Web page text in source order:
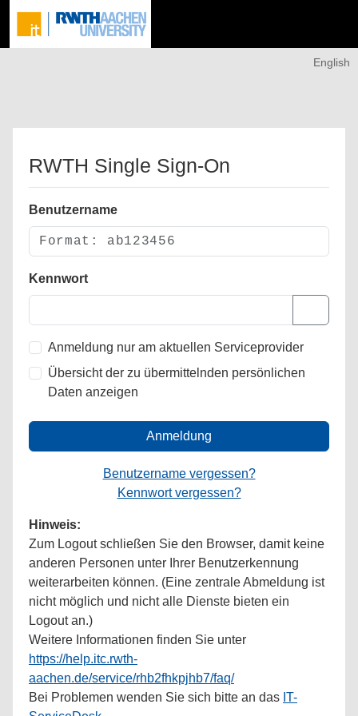
English
RWTH Single Sign-On
Benutzername
Kennwort
Anmeldung nur am aktuellen Serviceprovider
Übersicht der zu übermittelnden persönlichen
Daten anzeigen
Anmeldung
Benutzername vergessen?
Kennwort vergessen?
Hinweis:
Zum Logout schließen Sie den Browser, damit keine
anderen Personen unter Ihrer Benutzerkennung
weiterarbeiten können. (Eine zentrale Abmeldung ist
nicht möglich und nicht alle Dienste bieten ein
Logout an.)
Weitere Informationen finden Sie unter
https://help.itc.rwth-
aachen.de/service/rhb2fhkpjhb7/faq/
Bei Problemen wenden Sie sich bitte an das IT-